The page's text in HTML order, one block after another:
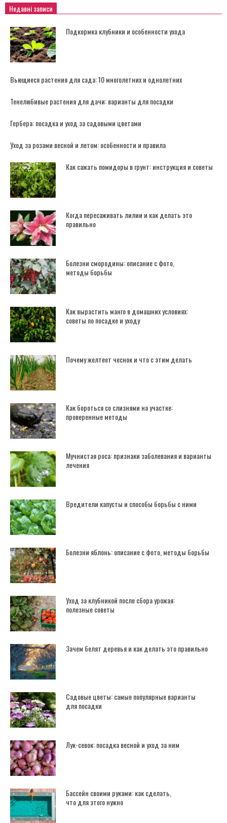
Недавні записи
Подкормка клубники и особенности ухода
Вьющиеся растения для сада: 10 многолетних и однолетних
Тенелюбивые растения для дачи: варианты для посадки
Гербера: посадка и уход за садовыми цветами
Уход за розами весной и летом: особенности и правила
Как сажать помидоры в грунт: инструкция и советы
Когда пересаживать лилии и как делать это
правильно
Болезни смородины: описание с фото,
методы борьбы
Как вырастить манго в домашних условиях:
советы по посадке и уходу
Почему желтеет чеснок и что с этим делать
Как бороться со слизнями на участке:
проверенные методы
Мучнистая роса: признаки заболевания и варианты
лечения
Вредители капусты и способы борьбы с ними
Болезни яблонь: описание с фото, методы борьбы
Уход за клубникой после сбора урожая:
полезные советы
Зачем белят деревья и как делать это правильно
Садовые цветы: самые популярные варианты
для посадки
Лук-севок: посадка весной и уход за ним
Бассейн своими руками: как сделать,
что для этого нужно